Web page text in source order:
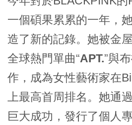
一個碩果累累的一年，
造了新的記錄。她被金
全球熱門單曲“APT.”與
作，成為女性藝術家在
上最高首周排名。她通
巨大成功，發行了個人